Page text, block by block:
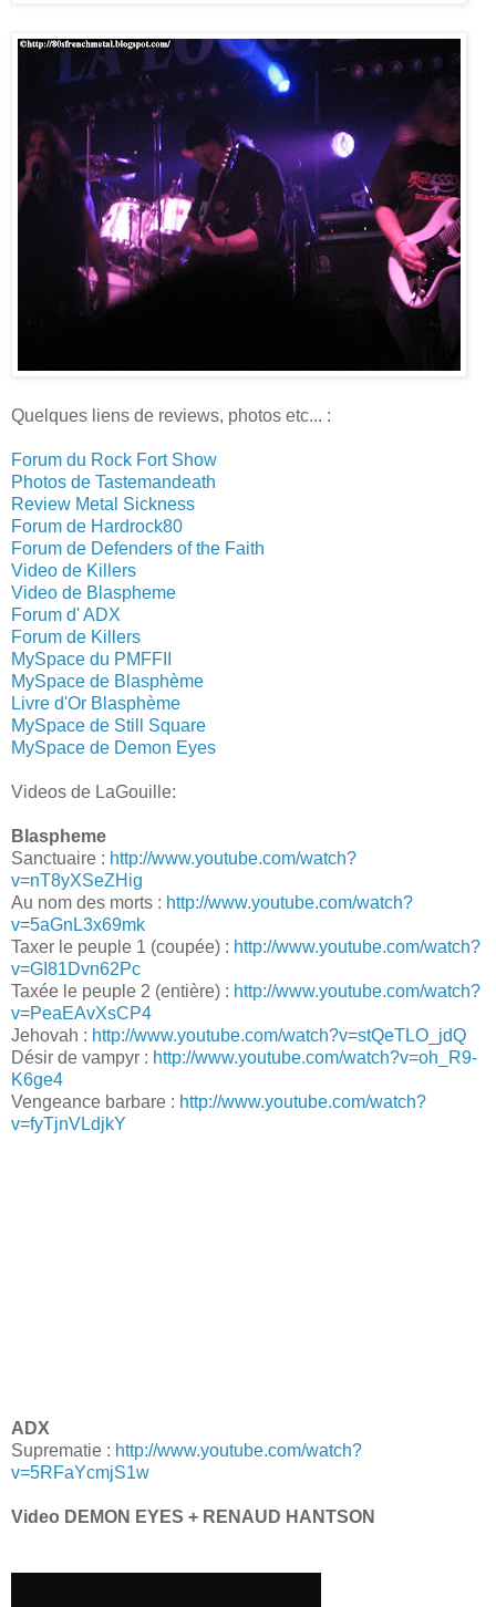
Quelques liens de reviews, photos etc... :
Forum du Rock Fort Show
Photos de Tastemandeath
Review Metal Sickness
Forum de Hardrock80
Forum de Defenders of the Faith
Video de Killers
Video de Blaspheme
Forum d' ADX
Forum de Killers
MySpace du PMFFII
MySpace de Blasphème
Livre d'Or Blasphème
MySpace de Still Square
MySpace de Demon Eyes
Videos de LaGouille:
Blaspheme
Sanctuaire : http://www.youtube.com/watch?
v=nT8yXSeZHig
Au nom des morts : http://www.youtube.com/watch?
v=5aGnL3x69mk
Taxer le peuple 1 (coupée) : http://www.youtube.com/watch?
v=GI81Dvn62Pc
Taxée le peuple 2 (entière) : http://www.youtube.com/watch?
v=PeaEAvXsCP4
Jehovah : http://www.youtube.com/watch?v=stQeTLO_jdQ
Désir de vampyr : http://www.youtube.com/watch?v=oh_R9-
K6ge4
Vengeance barbare : http://www.youtube.com/watch?
v=fyTjnVLdjkY
ADX
Suprematie : http://www.youtube.com/watch?
v=5RFaYcmjS1w
Video DEMON EYES + RENAUD HANTSON